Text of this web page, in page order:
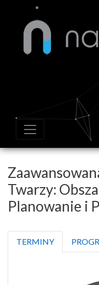
Twarzy:
Planowanie i
TERMINY